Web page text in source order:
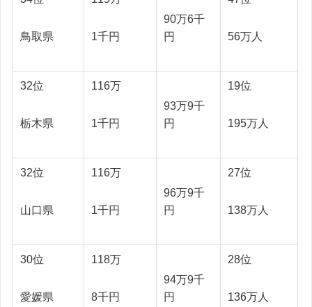
鳥取県 1千円
90万6千
円
56万人
32位
栃木県
116万
1千円
93万9千
円
19位
195万人
32位
山口県
116万
1千円
96万9千
円
27位
138万人
30位
愛媛県
118万
8千円
94万9千
円
28位
136万人